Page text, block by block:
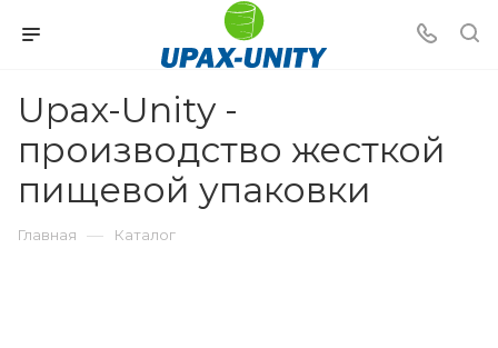
Upax-Unity -
производство жесткой
пищевой упаковки
Главная — Каталог